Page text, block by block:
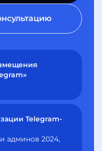
Telegram-
админов 2024,